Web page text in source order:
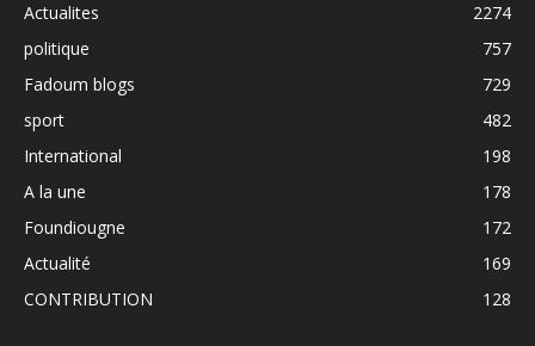
Actualites
2274
politique
757
Fadoum blogs
729
sport
482
International
198
A la une
178
Foundiougne
172
Actualité
169
CONTRIBUTION
128